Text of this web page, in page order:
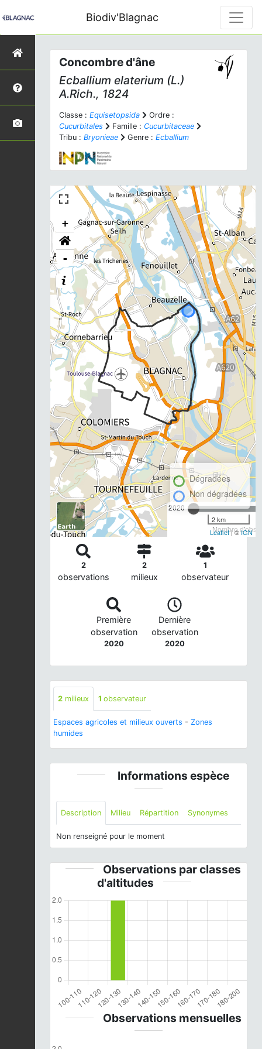
Biodiv'Blagnac
Concombre d'âne
Ecballium elaterium (L.)
A.Rich., 1824
Classe : Equisetopsida
Ordre :
Cucurbitales
Famille : Cucurbitaceae
Tribu : Bryonieae Genre : Ecballium
+
-
2020
Nombre
Dégradées
Non dégradées
2 km
Leaflet| ©IGN
2
observations
2
milieux
1
observateur
Première
observation
2020
Dernière
observation
2020
2 milieux 1 observateur
Espaces agricoles et milieux ouverts - Zones
humides
Informations espèce
Description Milieu Répartition Synonymes
Non renseigné pour le moment
Observations par classes
d'altitudes
Observations mensuelles